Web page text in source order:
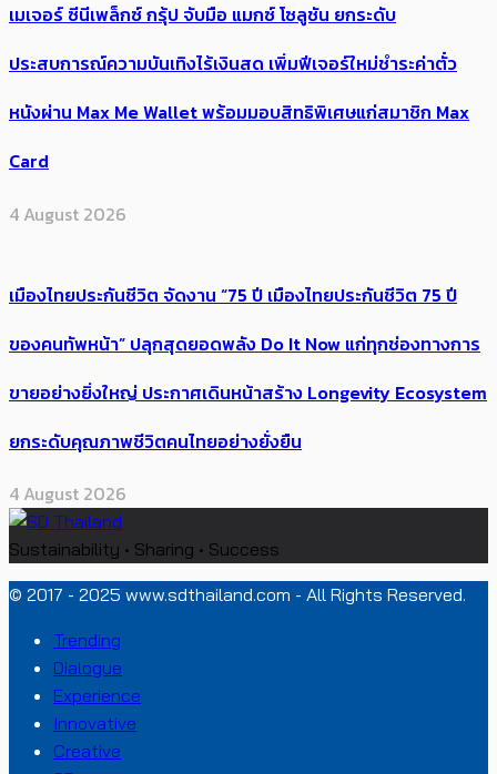
เมเจอร์ ซีนีเพล็กซ์ กรุ้ป จับมือ แมกซ์ โซลูชัน ยกระดับ
ประสบการณ์ความบันเทิงไร้เงินสด เพิ่มฟีเจอร์ใหม่ชำระค่าตั๋ว
หนังผ่าน Max Me Wallet พร้อมมอบสิทธิพิเศษแก่สมาชิก Max
Card
4 August 2026
เมืองไทยประกันชีวิต จัดงาน “75 ปี เมืองไทยประกันชีวิต 75 ปี
ของคนทัพหน้า” ปลุกสุดยอดพลัง Do It Now แก่ทุกช่องทางการ
ขายอย่างยิ่งใหญ่ ประกาศเดินหน้าสร้าง Longevity Ecosystem
ยกระดับคุณภาพชีวิตคนไทยอย่างยั่งยืน
4 August 2026
Sustainability • Sharing • Success
© 2017 - 2025 www.sdthailand.com - All Rights Reserved.
Trending
Dialogue
Experience
Innovative
Creative